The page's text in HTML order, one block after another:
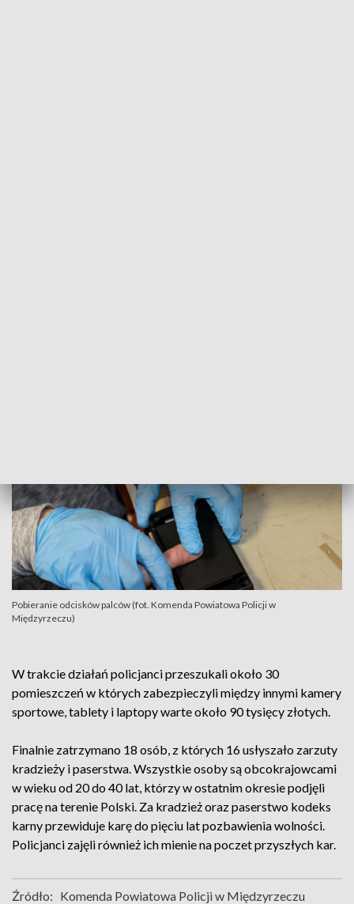
Pobieranie odcisków palców (fot. Komenda Powiatowa Policji w
Międzyrzeczu)
W trakcie działań policjanci przeszukali około 30
pomieszczeń w których zabezpieczyli między innymi kamery
sportowe, tablety i laptopy warte około 90 tysięcy złotych.
Finalnie zatrzymano 18 osób, z których 16 usłyszało zarzuty
kradzieży i paserstwa. Wszystkie osoby są obcokrajowcami
w wieku od 20 do 40 lat, którzy w ostatnim okresie podjęli
pracę na terenie Polski. Za kradzież oraz paserstwo kodeks
karny przewiduje karę do pięciu lat pozbawienia wolności.
Policjanci zajęli również ich mienie na poczet przyszłych kar.
Źródło: Komenda Powiatowa Policji w Międzyrzeczu